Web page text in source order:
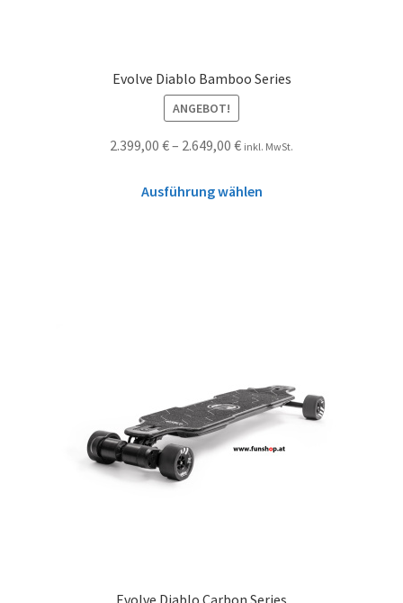
Evolve Diablo Bamboo Series
ANGEBOT!
2.399,00 €– 2.649,00 € inkl. MwSt.
Ausführung wählen